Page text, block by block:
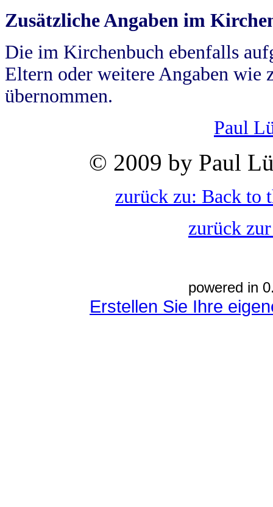
Zusätzliche Angaben im
Die im Kirchenbuch ebenfalls
Eltern oder weitere Angaben wie
übernommen.
Paul
© 2009 by Paul
zurück zu: Back to
zurück
powered in
Erstellen Sie Ihre